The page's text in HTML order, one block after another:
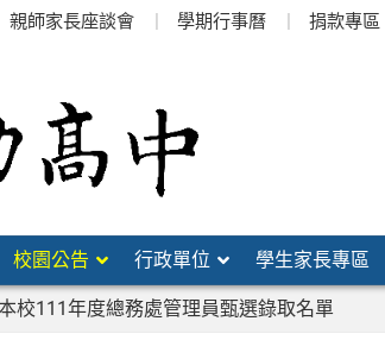
親師家長座談會 學期行事曆 捐款專區
校園公告 行政單位 學生家長專區
本校111年度總務處管理員甄選錄取名單